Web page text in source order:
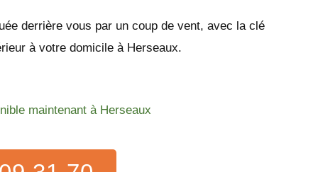
derrière vous par un coup de vent, avec la clé
à votre domicile à Herseaux.
maintenant à Herseaux